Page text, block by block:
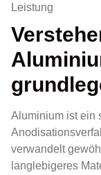
Leistung
Aluminium ist ein
verwandelt
langlebigeres